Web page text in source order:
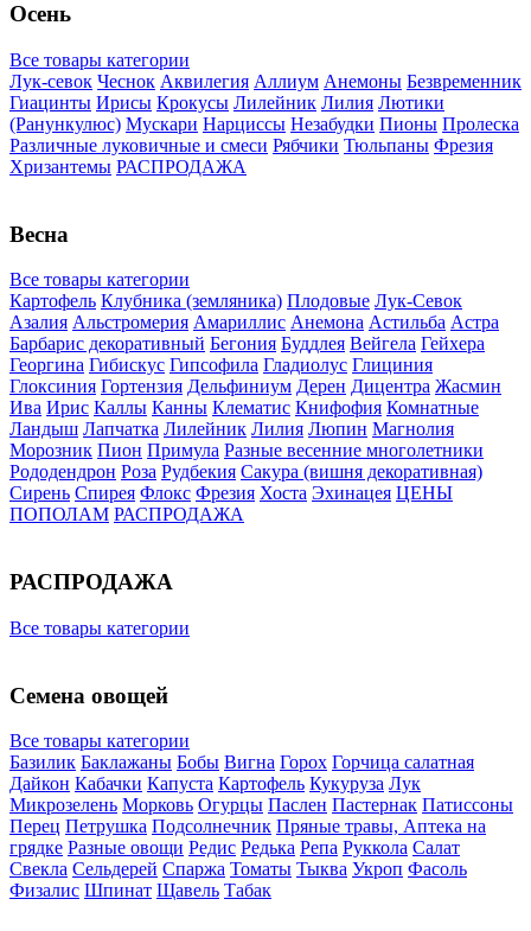
Осень
Все товары категории
Лук-севок Чеснок Аквилегия Аллиум Анемоны Безвременник
Гиацинты Ирисы Крокусы Лилейник Лилия Лютики
(Ранункулюс) Мускари Нарцисcы Незабудки Пионы Пролеска
Различные луковичные и смеси Рябчики Тюльпаны Фрезия
Хризантемы РАСПРОДАЖА
Весна
Все товары категории
Картофель Клубника (земляника) Плодовые Лук-Севок
Азалия Альстромерия Амариллис Анемона Астильба Астра
Барбарис декоративный Бегония Буддлея Вейгела Гейхера
Георгина Гибискус Гипсофила Гладиолус Глициния
Глоксиния Гортензия Дельфиниум Дерен Дицентра Жасмин
Ива Ирис Каллы Канны Клематис Книфофия Комнатные
Ландыш Лапчатка Лилейник Лилия Люпин Магнолия
Морозник Пион Примула Разные весенние многолетники
Рододендрон Роза Рудбекия Сакура (вишня декоративная)
Сирень Спирея Флокс Фрезия Хоста Эхинацея ЦЕНЫ
ПОПОЛАМ РАСПРОДАЖА
РАСПРОДАЖА
Все товары категории
Семена овощей
Все товары категории
Базилик Баклажаны Бобы Вигна Горох Горчица салатная
Дайкон Кабачки Капуста Картофель Кукуруза Лук
Микрозелень Морковь Огурцы Паслен Пастернак Патиссоны
Перец Петрушка Подсолнечник Пряные травы, Аптека на
грядке Разные овощи Редис Редька Репа Руккола Салат
Свекла Сельдерей Спаржа Томаты Тыква Укроп Фасоль
Физалис Шпинат Щавель Табак